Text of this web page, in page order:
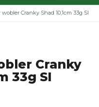
Cranky Shad 10,1cm 33g SI
Cranky
33g SI